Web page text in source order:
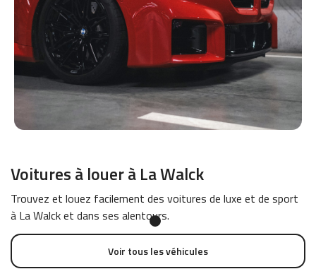
Voitures à louer à La Walck
Trouvez et louez facilement des voitures de luxe et de sport
à La Walck et dans ses alentours.
Voir tous les véhicules